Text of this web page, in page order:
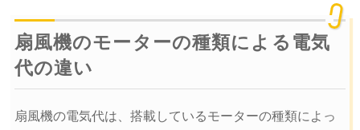
扇風機のモーターの種類による電気
代の違い
扇風機の電気代は、搭載しているモーターの種類によっ